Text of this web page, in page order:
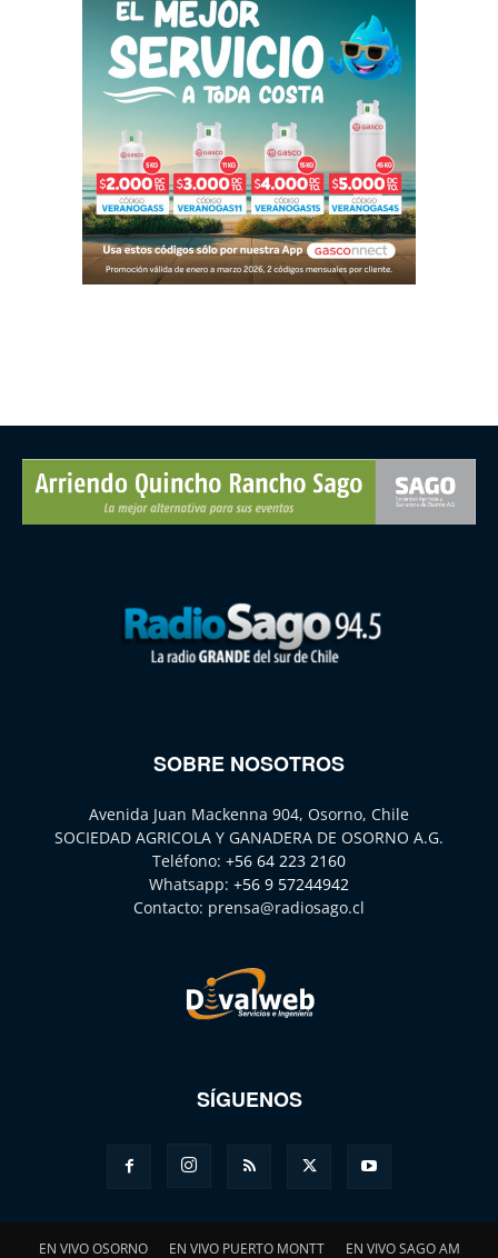
SOBRE NOSOTROS
Avenida Juan Mackenna 904, Osorno, Chile
SOCIEDAD AGRICOLA Y GANADERA DE OSORNO A.G.
Teléfono: +56 64 223 2160
Whatsapp: +56 9 57244942
Contacto: prensa@radiosago.cl
SÍGUENOS
EN VIVO OSORNO EN VIVO PUERTO MONTT EN VIVO SAGO AM